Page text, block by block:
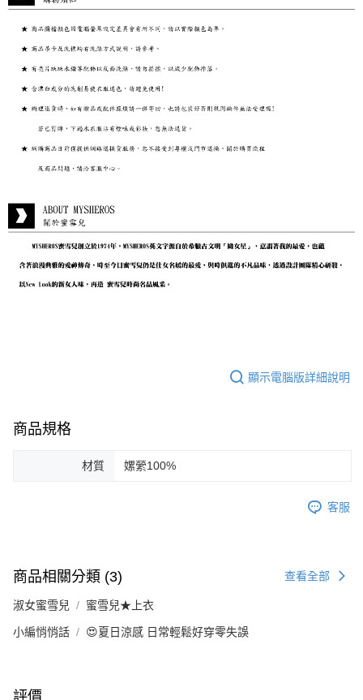
顯示電腦版詳細說明
商品規格
材質 嫘縈100%
客服
商品相關分類 (3) 查看全部
淑女蜜雪兒 蜜雪兒★上衣
小編悄悄話 😍夏日涼感 日常輕鬆好穿零失誤